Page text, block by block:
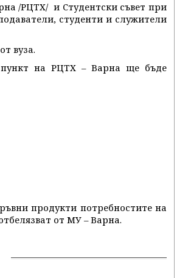
/РЦТХ/ и Студентски съвет при
студенти и служители
вуза.
на РЦТХ – Варна ще бъде
продукти потребностите на
от МУ – Варна.